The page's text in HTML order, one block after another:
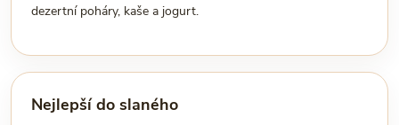
dezertní poháry, kaše a jogurt.
Nejlepší do slaného